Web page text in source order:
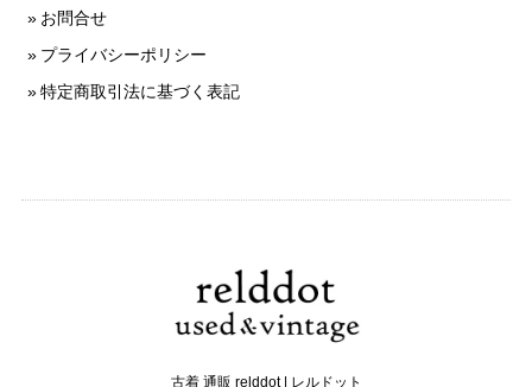
お問合せ
プライバシーポリシー
特定商取引法に基づく表記
古着 通販 relddot | レルドット